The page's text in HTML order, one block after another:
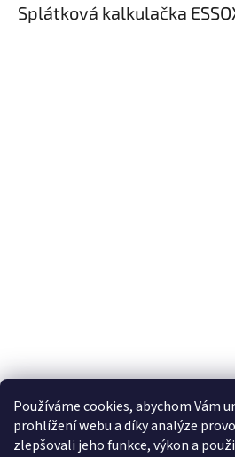
Používáme cookies, abychom Vám
prohlížení webu a díky analýze
zlepšovali jeho funkce, výkon a
Splátková kalkulačka